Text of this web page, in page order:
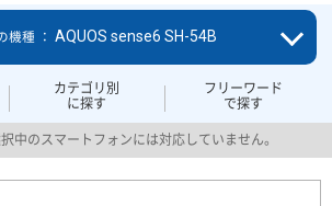
カテゴリ別
に探す
フリーワード
で探す
機種 ： AQUOS sense6 SH-54B
中のスマートフォンには対応していません。